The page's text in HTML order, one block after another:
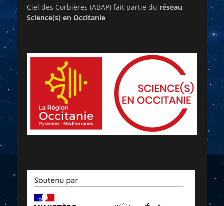
Ciel des Corbières (ABAP) fait partie du réseau
Science(s) en Occitanie